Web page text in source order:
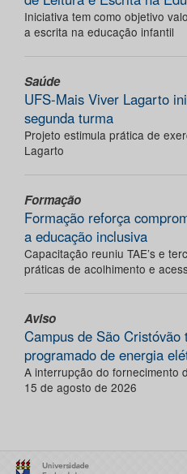
Iniciativa tem como objetivo
a escrita na educação infantil
Saúde
UFS-Mais Viver Lagarto
segunda turma
Projeto estimula prática de
Lagarto
Formação
Formação reforça
a educação inclusiva
Capacitação reuniu TAE’s e
práticas de acolhimento e
Aviso
Campus de São Cristóvão
programado de energia
A interrupção do fornecimento
15 de agosto de 2026